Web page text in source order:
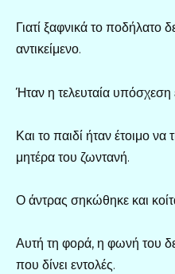
Γιατί ξαφνικά το ποδήλατο
αντικείμενο.
Ήταν η τελευταία υπόσχεση
Και το παιδί ήταν έτοιμο να
μητέρα του ζωντανή.
Ο άντρας σηκώθηκε και
Αυτή τη φορά, η φωνή του
που δίνει εντολές.